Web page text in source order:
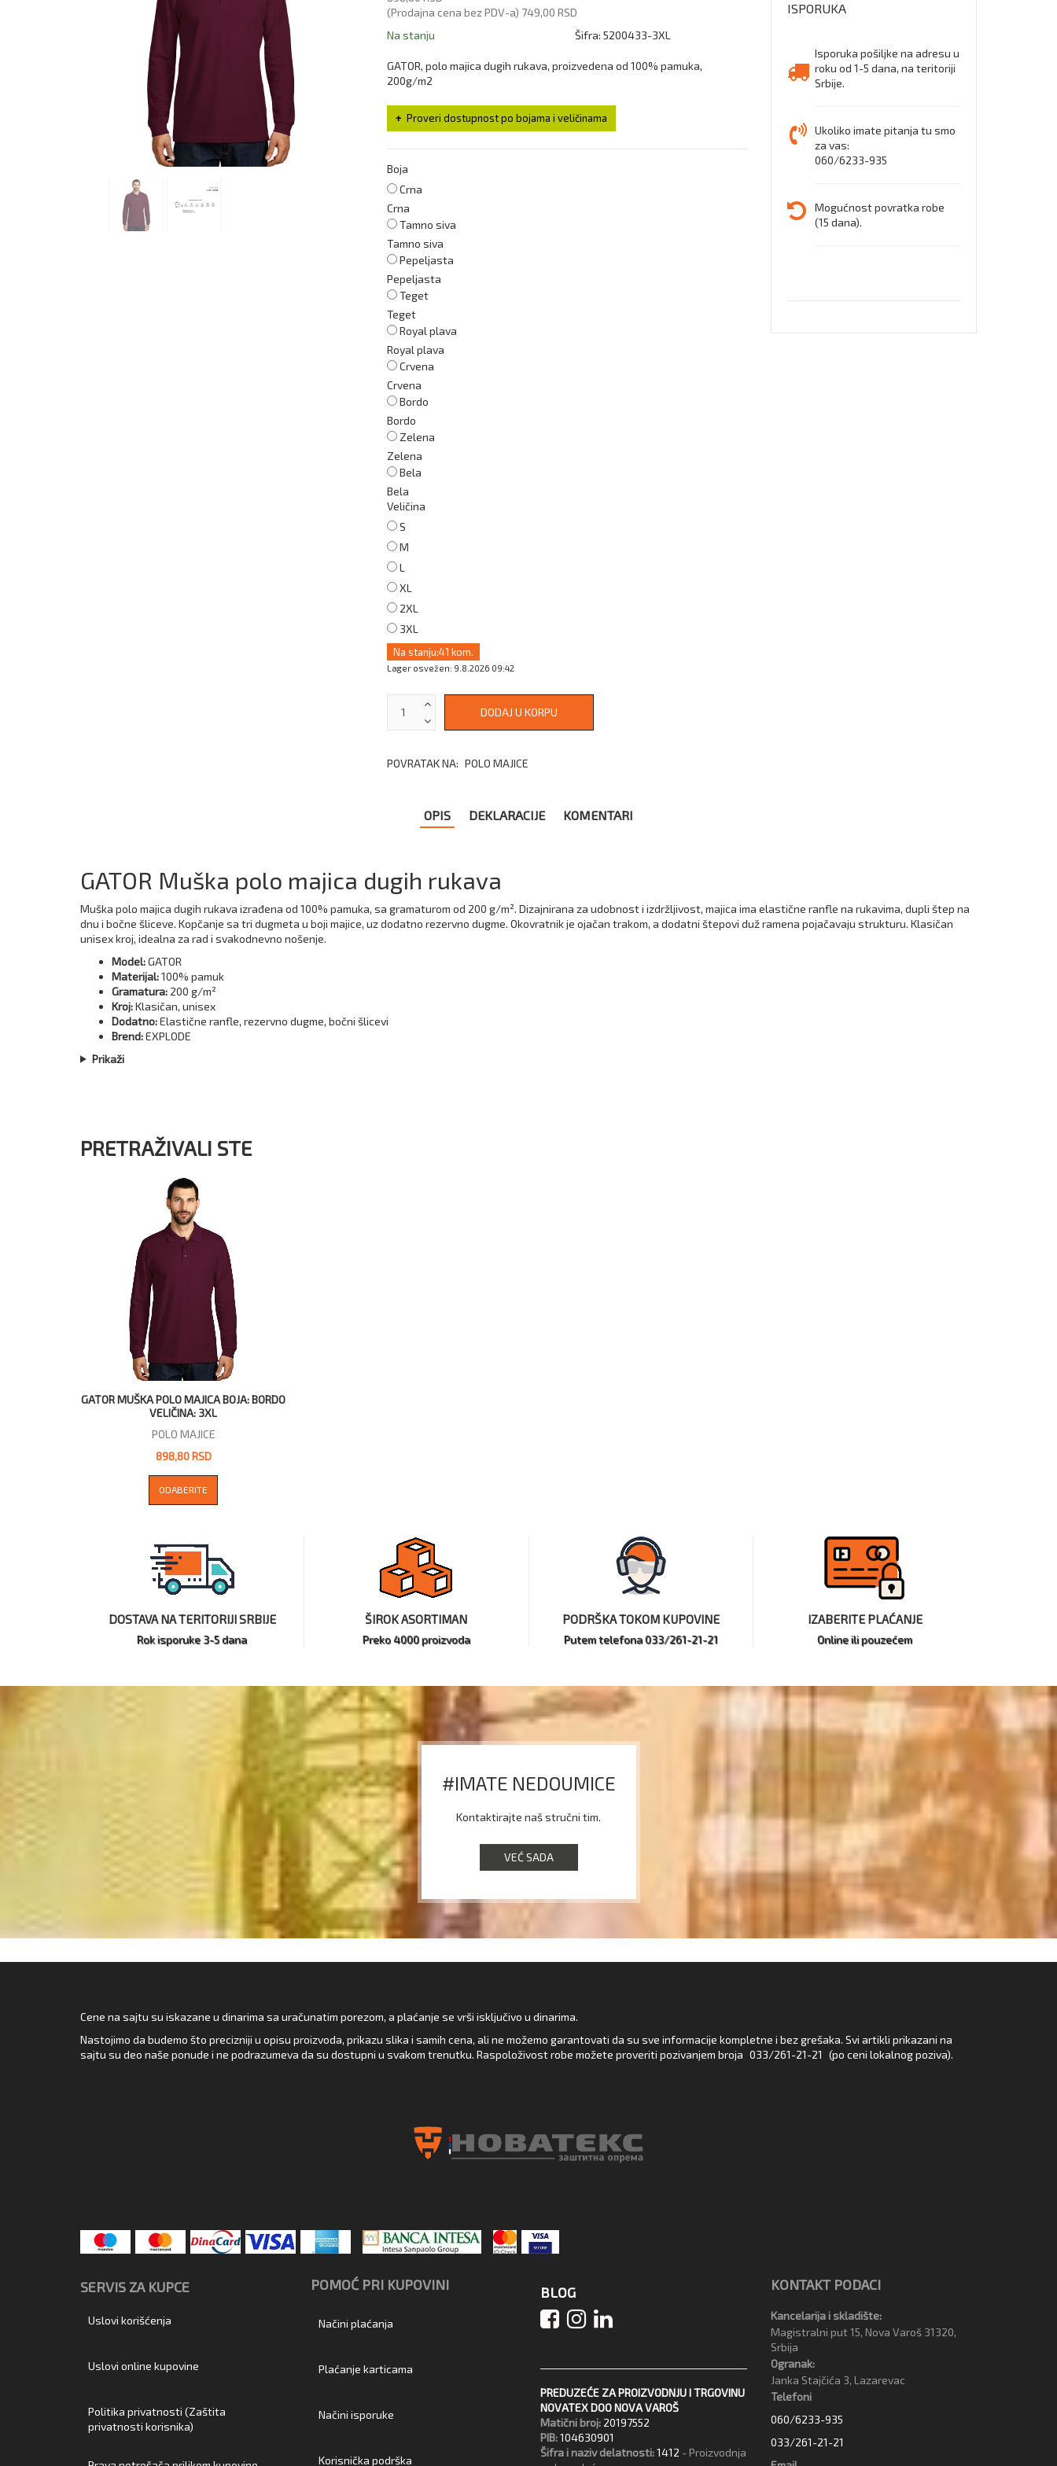
(Prodajna cena bez PDV-a) 749,00 RSD
Na stanju
Šifra: 5200433-3XL
GATOR, polo majica dugih rukava, proizvedena od 100% pamuka,
200g/m2
Proveri dostupnost po bojama i veličinama
Boja
Crna
Crna
Tamno siva
Tamno siva
Pepeljasta
Pepeljasta
Teget
Teget
Royal plava
Royal plava
Crvena
Crvena
Bordo
Bordo
Zelena
Zelena
Bela
Bela
Veličina
S
M
L
XL
2XL
3XL
Na stanju:41 kom.
Lager osvežen: 9.8.2026 09:42
POVRATAK NA: POLO MAJICE
ISPORUKA
Isporuka pošiljke na adresu u
roku od 1-5 dana, na teritoriji
Srbije.
Ukoliko imate pitanja tu smo
za vas:
060/6233-935
Mogućnost povratka robe
(15 dana).
OPIS DEKLARACIJE KOMENTARI
GATOR Muška polo majica dugih rukava
Muška polo majica dugih rukava izrađena od 100% pamuka, sa gramaturom od 200 g/m². Dizajnirana za udobnost i izdržljivost, majica ima elastične ranfle na rukavima, dupli štep na
dnu i bočne šliceve. Kopčanje sa tri dugmeta u boji majice, uz dodatno rezervno dugme. Okovratnik je ojačan trakom, a dodatni štepovi duž ramena pojačavaju strukturu. Klasičan
unisex kroj, idealna za rad i svakodnevno nošenje.
Model:GATOR
Materijal:100% pamuk
Gramatura: 200 g/m²
Kroj:Klasičan, unisex
Dodatno:Elastične ranfle, rezervno dugme, bočni šlicevi
Brend:EXPLODE
Prikaži
PRETRAŽIVALI STE
GATOR MUŠKA POLO MAJICA BOJA: BORDO
VELIČINA: 3XL
POLO MAJICE
898,80 RSD
ODABERITE
DOSTAVA NA TERITORIJI SRBIJE
Rok isporuke 3-5 dana
ŠIROK ASORTIMAN
Preko 4000 proizvoda
PODRŠKA TOKOM KUPOVINE
Putem telefona 033/261-21-21
IZABERITE PLAĆANJE
Online ili pouzećem
#IMATE NEDOUMICE
Kontaktirajte naš stručni tim.
VEĆ SADA
Cene na sajtu su iskazane u dinarima sa uračunatim porezom, a plaćanje se vrši isključivo u dinarima.
Nastojimo da budemo što precizniji u opisu proizvoda, prikazu slika i samih cena, ali ne možemo garantovati da su sve informacije kompletne i bez grešaka. Svi artikli prikazani na
sajtu su deo naše ponude i ne podrazumeva da su dostupni u svakom trenutku. Raspoloživost robe možete proveriti pozivanjem broja 033/261-21-21 (po ceni lokalnog poziva).
SERVIS ZA KUPCE
Uslovi korišćenja
Uslovi online kupovine
Politika privatnosti (Zaštita
privatnosti korisnika)
POMOĆ PRI KUPOVINI
Načini plaćanja
Plaćanje karticama
Načini isporuke
Korisnička podrška
BLOG
PREDUZEĆE ZA PROIZVODNJU I TRGOVINU
NOVATEX DOO NOVA VAROŠ
Matični broj: 20197552
PIB:104630901
Šifra i naziv delatnosti:1412 - Proizvodnja
KONTAKT PODACI
Kancelarija i skladište:
Magistralni put 15, Nova Varoš 31320,
Srbija
Ogranak:
Janka Stajčića 3, Lazarevac
Telefoni
060/6233-935
033/261-21-21